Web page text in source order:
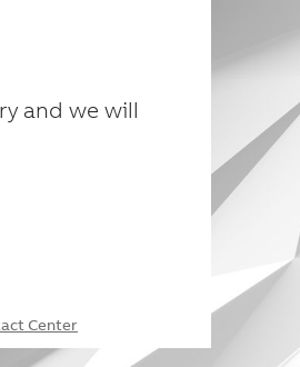
and we will
Center